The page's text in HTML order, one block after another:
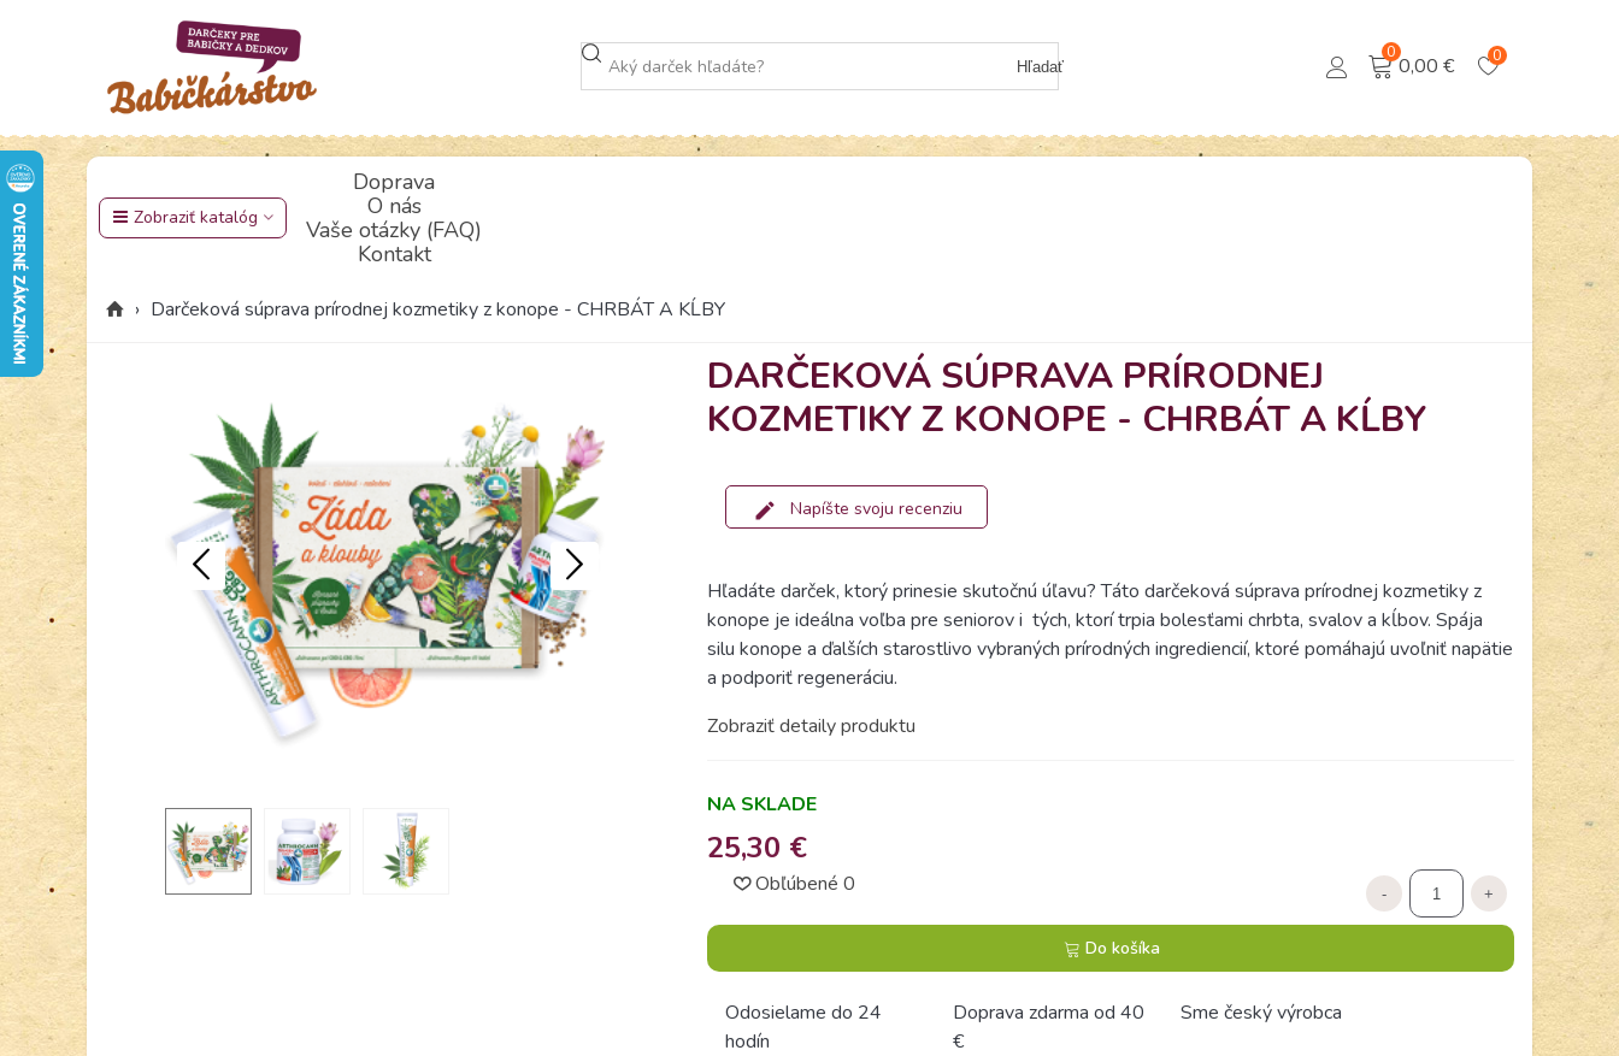
Hľadať
0
0,00 € 0
Zobraziť katalóg
Doprava
O nás
Vaše otázky (FAQ)
Kontakt
› Darčeková súprava prírodnej kozmetiky z konope - CHRBÁT A KĹBY
DARČEKOVÁ SÚPRAVA PRÍRODNEJ
KOZMETIKY Z KONOPE - CHRBÁT A KĹBY
Napíšte svoju recenziu
Hľadáte darček, ktorý prinesie skutočnú úľavu? Táto darčeková súprava prírodnej kozmetiky z
konope je ideálna voľba pre seniorov i tých, ktorí trpia bolesťami chrbta, svalov a kĺbov. Spája
silu konope a ďalších starostlivo vybraných prírodných ingrediencií, ktoré pomáhajú uvoľniť napätie
a podporiť regeneráciu.
Zobraziť detaily produktu
NA SKLADE
25,30 €
Obľúbené 0 - +
Do košíka
Odosielame do 24
hodín
Doprava zdarma od 40
€
Sme český výrobca